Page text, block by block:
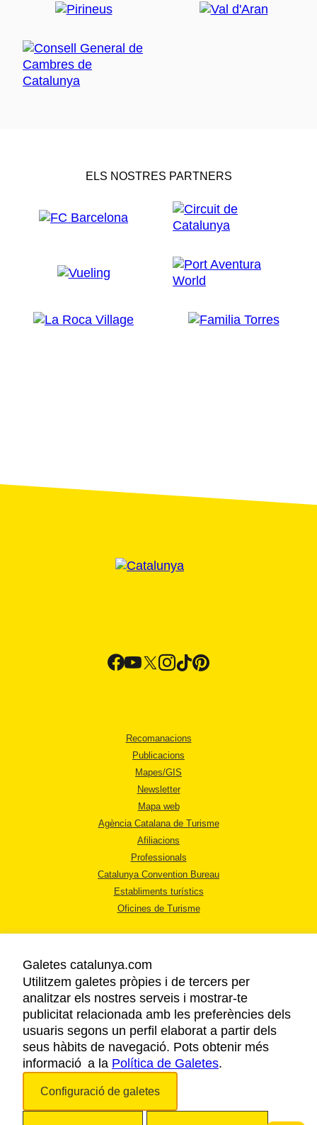
ELS NOSTRES PARTNERS
Recomanacions
Publicacions
Mapes/GIS
Newsletter
Mapa web
Agència Catalana de Turisme
Afiliacions
Professionals
Catalunya Convention Bureau
Establiments turístics
Oficines de Turisme
AVÍS LEGAL
POLÍTICA DE PRIVACITAT
COOKIES
ACCESSIBILITAT
Galetes catalunya.com
Utilitzem galetes pròpies i de tercers per
analitzar els nostres serveis i mostrar-te
publicitat relacionada amb les preferències dels
usuaris segons un perfil elaborat a partir dels
seus hàbits de navegació. Pots obtenir més
informació a la Política de Galetes.
Configuració de galetes